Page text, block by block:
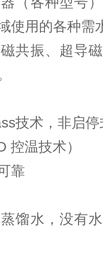
使用的各种需
共振、超导
技术，非启
控温技术）
靠
馏水，没有